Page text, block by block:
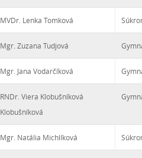
MVDr. Lenka Tomková
Mgr. Zuzana Tudjová
Mgr. Jana Vodarčíková
RNDr. Viera Klobušníková
Klobušníková
Mgr. Natália Michlíková